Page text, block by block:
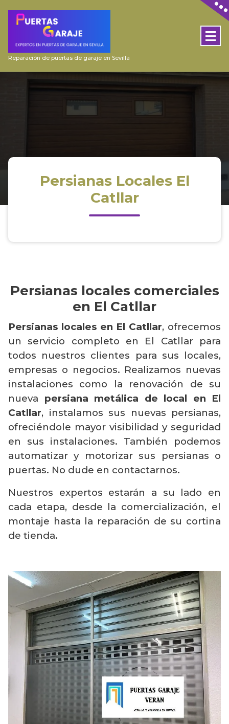
Reparación de puertas de garaje en Sevilla
Persianas Locales El
Catllar
Persianas locales comerciales
en El Catllar
Persianas locales en El Catllar, ofrecemos
un servicio completo en El Catllar para
todos nuestros clientes para sus locales,
empresas o negocios. Realizamos nuevas
instalaciones como la renovación de su
nueva persiana metálica de local en El
Catllar, instalamos sus nuevas persianas,
ofreciéndole mayor visibilidad y seguridad
en sus instalaciones. También podemos
automatizar y motorizar sus persianas o
puertas. No dude en contactarnos.
Nuestros expertos estarán a su lado en
cada etapa, desde la comercialización, el
montaje hasta la reparación de su cortina
de tienda.